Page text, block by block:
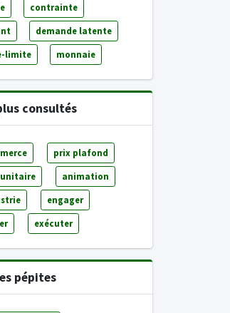
contrainte
demande latente
limite monnaie
consultés
prix plafond
animation
engager
exécuter
pépites